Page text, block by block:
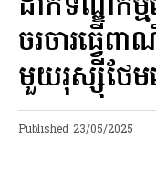
ចរចារធ្វើពា
មួយរុស្ស៊ីថែ
Published 23/05/2025